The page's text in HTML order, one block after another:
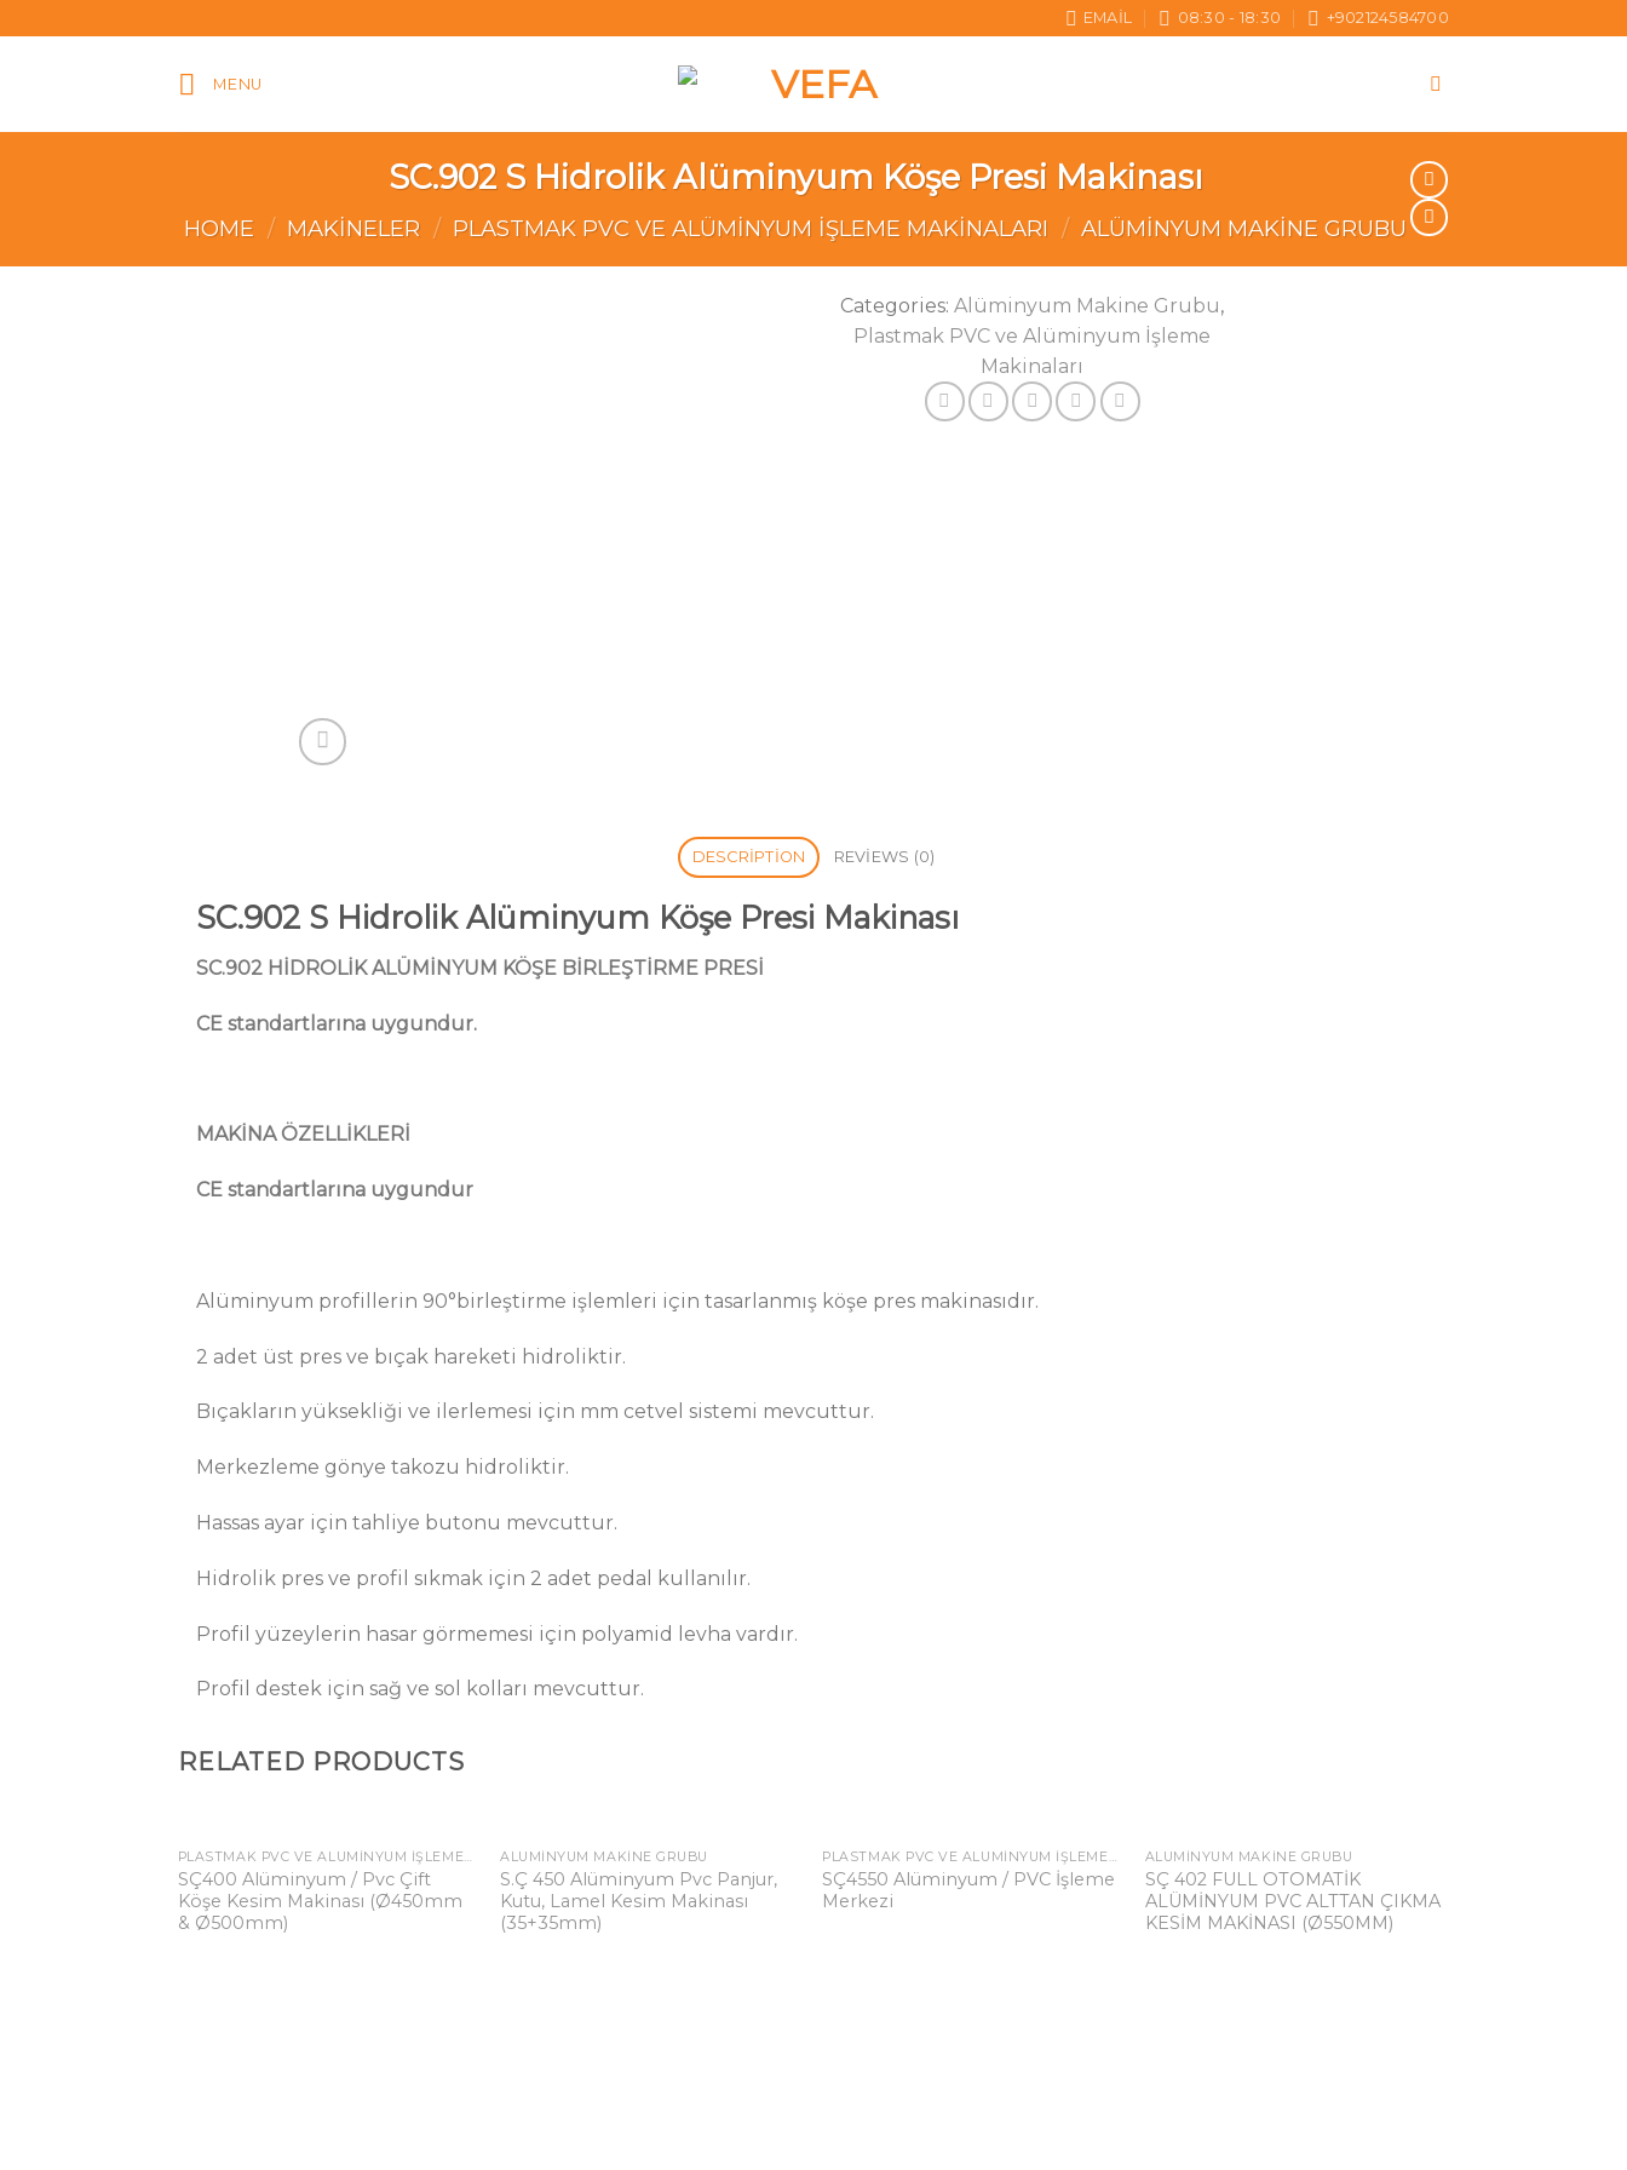
to
EMAIL 08:30 - 18:30 +902124584700
MENU
SC.902 S Hidrolik Alüminyum Köşe Presi Makinası
HOME / MAKİNELER / PLASTMAK PVC VE ALÜMINYUM İŞLEME MAKINALARI / ALÜMINYUM MAKINE GRUBU
Categories: Alüminyum Makine Grubu,
Plastmak PVC ve Alüminyum İşleme
Makinaları
DESCRIPTION REVIEWS (0)
SC.902 S Hidrolik Alüminyum Köşe Presi Makinası
SC.902 HİDROLİK ALÜMİNYUM KÖŞE BİRLEŞTİRME PRESİ
CE standartlarına uygundur.
MAKİNA ÖZELLİKLERİ
CE standartlarına uygundur
Alüminyum profillerin 90°birleştirme işlemleri için tasarlanmış köşe pres makinasıdır.
2 adet üst pres ve bıçak hareketi hidroliktir.
Bıçakların yüksekliği ve ilerlemesi için mm cetvel sistemi mevcuttur.
Merkezleme gönye takozu hidroliktir.
Hassas ayar için tahliye butonu mevcuttur.
Hidrolik pres ve profil sıkmak için 2 adet pedal kullanılır.
Profil yüzeylerin hasar görmemesi için polyamid levha vardır.
Profil destek için sağ ve sol kolları mevcuttur.
RELATED PRODUCTS
Add to wishlist
PLASTMAK PVC VE ALÜMINYUM İŞLEME MAKINALARI
SÇ400 Alüminyum / Pvc Çift
Köşe Kesim Makinası (Ø450mm
& Ø500mm)
Add to wishlist
ALÜMINYUM MAKINE GRUBU
S.Ç 450 Alüminyum Pvc Panjur,
Kutu, Lamel Kesim Makinası
(35+35mm)
Add to wishlist
PLASTMAK PVC VE ALÜMINYUM İŞLEME MAKINALARI
SÇ4550 Alüminyum / PVC İşleme
Merkezi
Add to wishlist
ALÜMINYUM MAKINE GRUBU
SÇ 402 FULL OTOMATİK
ALÜMİNYUM PVC ALTTAN ÇIKMA
KESİM MAKİNASI (Ø550MM)